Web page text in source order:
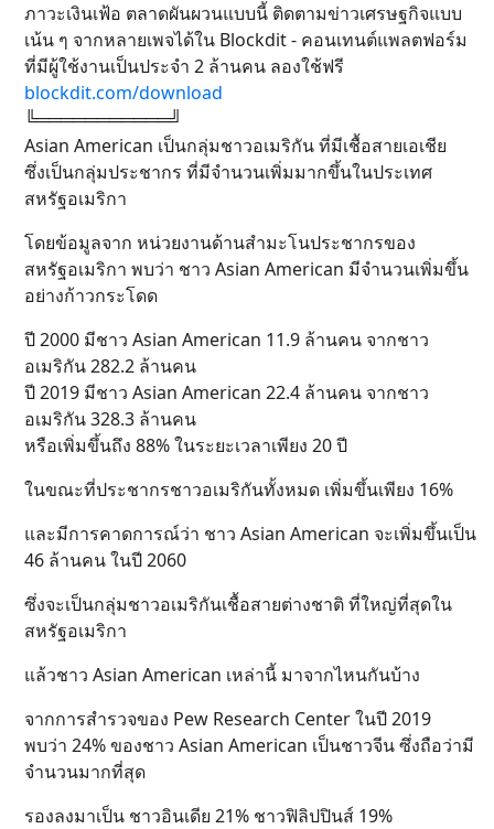
ภาวะเงินเฟ้อ ตลาดผันผวนแบบนี้ ติดตามข่าวเศรษฐกิจแบบ
เน้น ๆ จากหลายเพจได้ใน Blockdit - คอนเทนต์แพลตฟอร์ม
ที่มีผู้ใช้งานเป็นประจำ 2 ล้านคน ลองใช้ฟรี
blockdit.com/download
╚═══════════╝
Asian American เป็นกลุ่มชาวอเมริกัน ที่มีเชื้อสายเอเชีย
ซึ่งเป็นกลุ่มประชากร ที่มีจำนวนเพิ่มมากขึ้นในประเทศ
สหรัฐอเมริกา
โดยข้อมูลจาก หน่วยงานด้านสำมะโนประชากรของ
สหรัฐอเมริกา พบว่า ชาว Asian American มีจำนวนเพิ่มขึ้น
อย่างก้าวกระโดด
ปี 2000 มีชาว Asian American 11.9 ล้านคน จากชาว
อเมริกัน 282.2 ล้านคน
ปี 2019 มีชาว Asian American 22.4 ล้านคน จากชาว
อเมริกัน 328.3 ล้านคน
หรือเพิ่มขึ้นถึง 88% ในระยะเวลาเพียง 20 ปี
ในขณะที่ประชากรชาวอเมริกันทั้งหมด เพิ่มขึ้นเพียง 16%
และมีการคาดการณ์ว่า ชาว Asian American จะเพิ่มขึ้นเป็น
46 ล้านคน ในปี 2060
ซึ่งจะเป็นกลุ่มชาวอเมริกันเชื้อสายต่างชาติ ที่ใหญ่ที่สุดใน
สหรัฐอเมริกา
แล้วชาว Asian American เหล่านี้ มาจากไหนกันบ้าง
จากการสำรวจของ Pew Research Center ในปี 2019
พบว่า 24% ของชาว Asian American เป็นชาวจีน ซึ่งถือว่ามี
จำนวนมากที่สุด
รองลงมาเป็น ชาวอินเดีย 21% ชาวฟิลิปปินส์ 19%